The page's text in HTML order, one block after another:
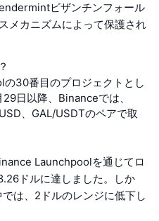
ビザンチンフォール
メカニズムによって保護され
30番目のプロジェクトとし
日以降、Binanceでは、
、GAL/USDTのペアで取
Launchpoolを通じてロ
ドルに達しました。しか
は、2ドルのレンジに低下し